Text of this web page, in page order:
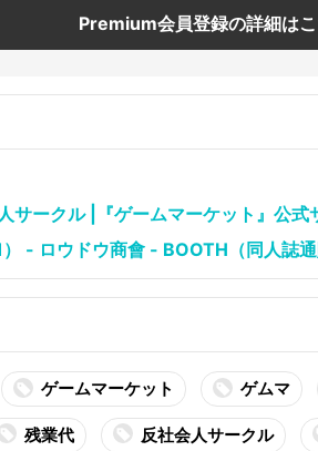
Premium会員登録の詳細は
サークル |『ゲームマーケット』公式
- ロウドウ商會 - BOOTH（同人誌通
ゲームマーケット ゲムマ
残業代 反社会人サークル